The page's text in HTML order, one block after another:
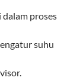
proses
suhu